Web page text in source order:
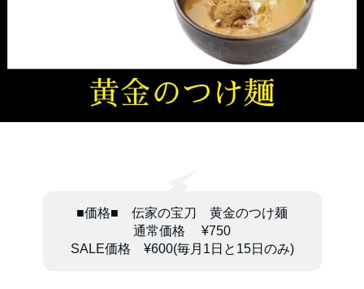
■価格■ 伝家の宝刀 黄金のつけ麺
通常価格 ¥750
SALE価格 ¥600(毎月1日と15日のみ)